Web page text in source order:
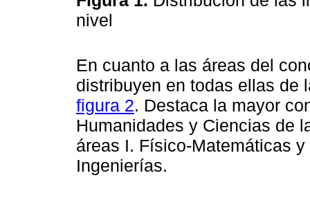
nivel
En cuanto a las áreas del
distribuyen en todas ellas de
figura 2. Destaca la mayor
Humanidades y Ciencias de
áreas I. Físico-Matemáticas
Ingenierías.